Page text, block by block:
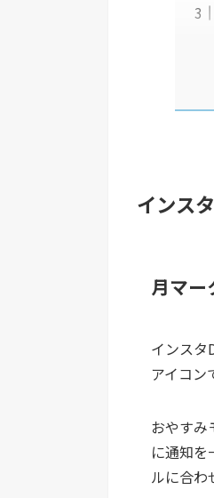
インス
月マー
インスタ
アイコン
おやすみ
に通知を
ルに合わ